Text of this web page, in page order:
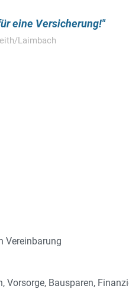
eine Versicherung!
Laimbach
Vereinbarung
Vorsorge, Bausparen,